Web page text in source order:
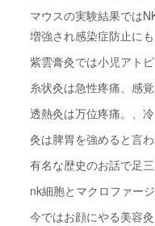
マウスの実験結果では
増強され感染症防止にも
紫雲膏灸では小児アト
糸状灸は急性疼痛、感
透熱灸は万位疼痛。、
灸は脾胃を強めると言わ
有名な歴史のお話で足
nk細胞とマクロファー
今ではお顔にやる美容